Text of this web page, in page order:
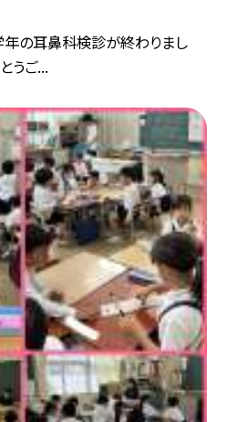
の耳鼻科検診が終わりまし
うご...